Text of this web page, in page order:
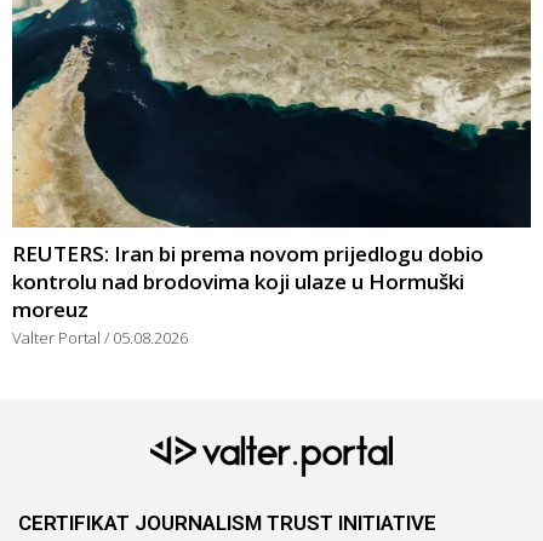
REUTERS: Iran bi prema novom prijedlogu dobio
kontrolu nad brodovima koji ulaze u Hormuški
moreuz
Valter Portal 05.08.2026
CERTIFIKAT JOURNALISM TRUST INITIATIVE